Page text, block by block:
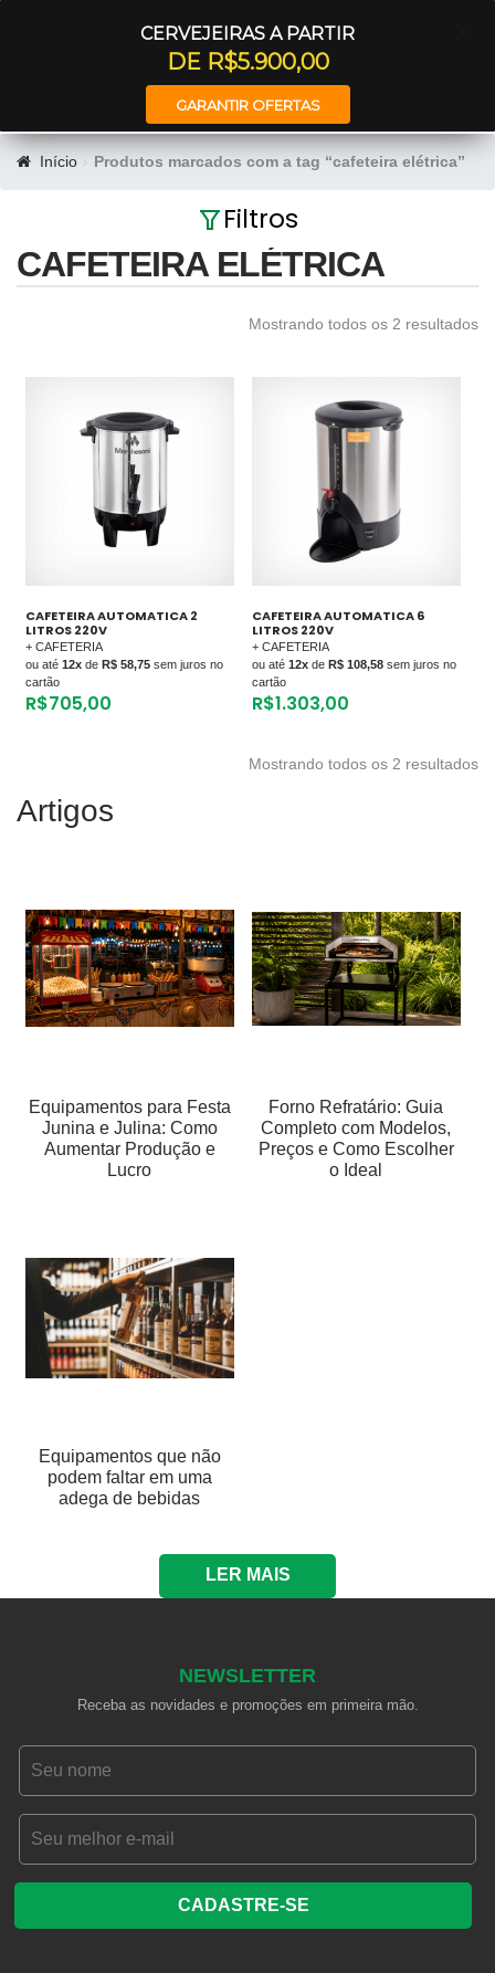
CERVEJEIRAS A PARTIR
DE R$5.900,00
GARANTIR OFERTAS
Início Produtos marcados com a tag “cafeteira elétrica”
Filtros
CAFETEIRA ELÉTRICA
Mostrando todos os 2 resultados
CAFETEIRA AUTOMATICA 2
LITROS 220V
+ CAFETERIA
ou até 12x de R$ 58,75 sem juros no
cartão
R$705,00
CAFETEIRA AUTOMATICA 6
LITROS 220V
+ CAFETERIA
ou até 12xde R$ 108,58sem juros no
cartão
R$1.303,00
Mostrando todos os 2 resultados
Artigos
Equipamentos para Festa
Junina e Julina: Como
Aumentar Produção e
Lucro
Forno Refratário: Guia
Completo com Modelos,
Preços e Como Escolher
o Ideal
Equipamentos que não
podem faltar em uma
adega de bebidas
LER MAIS
NEWSLETTER
Receba as novidades e promoções em primeira mão.
CADASTRE-SE